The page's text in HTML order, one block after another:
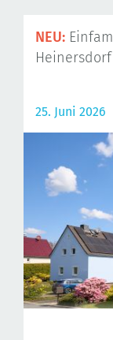
NEU:
Heinersdorf
25. Juni 2026